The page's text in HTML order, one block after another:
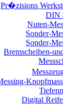
Pr�zisions
DIN
Nuten-
Sonder-
Sonder-
Bremscheiben-
Digital